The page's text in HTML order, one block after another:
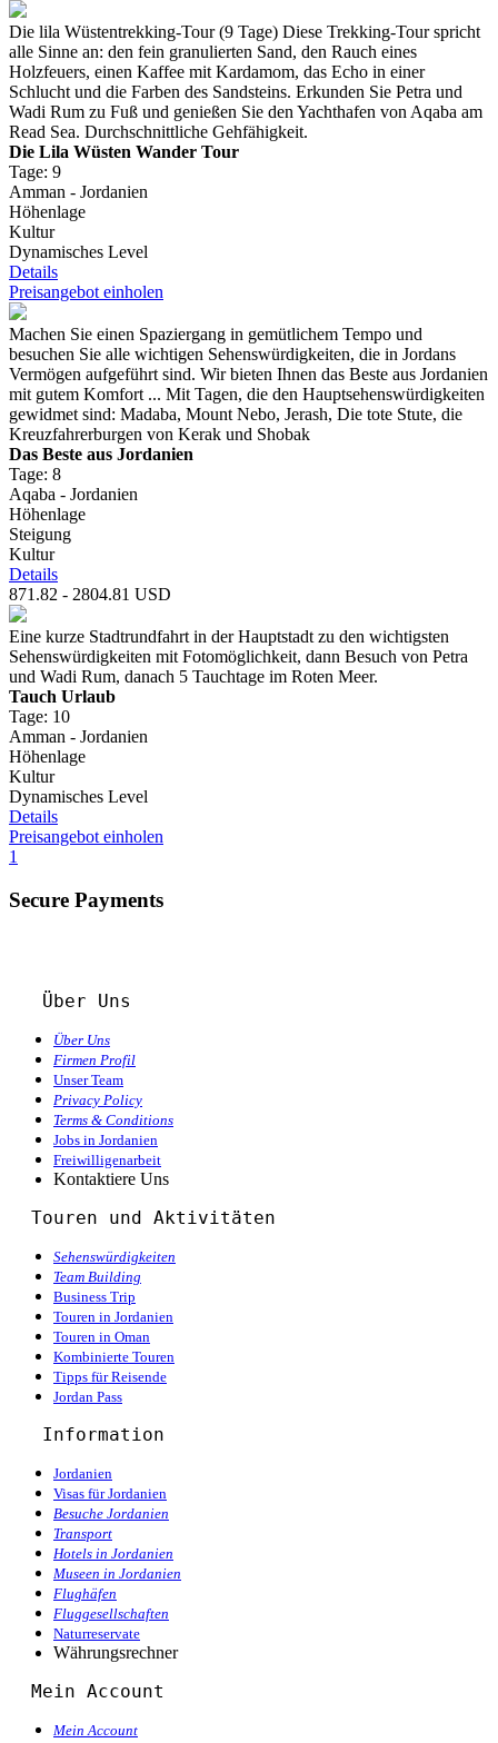
Die lila Wüstentrekking-Tour (9 Tage) Diese Trekking-Tour spricht
alle Sinne an: den fein granulierten Sand, den Rauch eines
Holzfeuers, einen Kaffee mit Kardamom, das Echo in einer
Schlucht und die Farben des Sandsteins. Erkunden Sie Petra und
Wadi Rum zu Fuß und genießen Sie den Yachthafen von Aqaba am
Read Sea. Durchschnittliche Gehfähigkeit.
Die Lila Wüsten Wander Tour
Tage: 9
Amman - Jordanien
Höhenlage
Kultur
Dynamisches Level
Details
Preisangebot einholen
Machen Sie einen Spaziergang in gemütlichem Tempo und
besuchen Sie alle wichtigen Sehenswürdigkeiten, die in Jordans
Vermögen aufgeführt sind. Wir bieten Ihnen das Beste aus Jordanien
mit gutem Komfort ... Mit Tagen, die den Hauptsehenswürdigkeiten
gewidmet sind: Madaba, Mount Nebo, Jerash, Die tote Stute, die
Kreuzfahrerburgen von Kerak und Shobak
Das Beste aus Jordanien
Tage: 8
Aqaba - Jordanien
Höhenlage
Steigung
Kultur
Details
871.82 - 2804.81 USD
Eine kurze Stadtrundfahrt in der Hauptstadt zu den wichtigsten
Sehenswürdigkeiten mit Fotomöglichkeit, dann Besuch von Petra
und Wadi Rum, danach 5 Tauchtage im Roten Meer.
Tauch Urlaub
Tage: 10
Amman - Jordanien
Höhenlage
Kultur
Dynamisches Level
Details
Preisangebot einholen
1
Secure Payments
Über Uns
Über Uns
Firmen Profil
Unser Team
Privacy Policy
Terms & Conditions
Jobs in Jordanien
Freiwilligenarbeit
Kontaktiere Uns
Touren und Aktivitäten
Sehenswürdigkeiten
Team Building
Business Trip
Touren in Jordanien
Touren in Oman
Kombinierte Touren
Tipps für Reisende
Jordan Pass
Information
Jordanien
Visas für Jordanien
Besuche Jordanien
Transport
Hotels in Jordanien
Museen in Jordanien
Flughäfen
Fluggesellschaften
Naturreservate
Währungsrechner
Mein Account
Mein Account